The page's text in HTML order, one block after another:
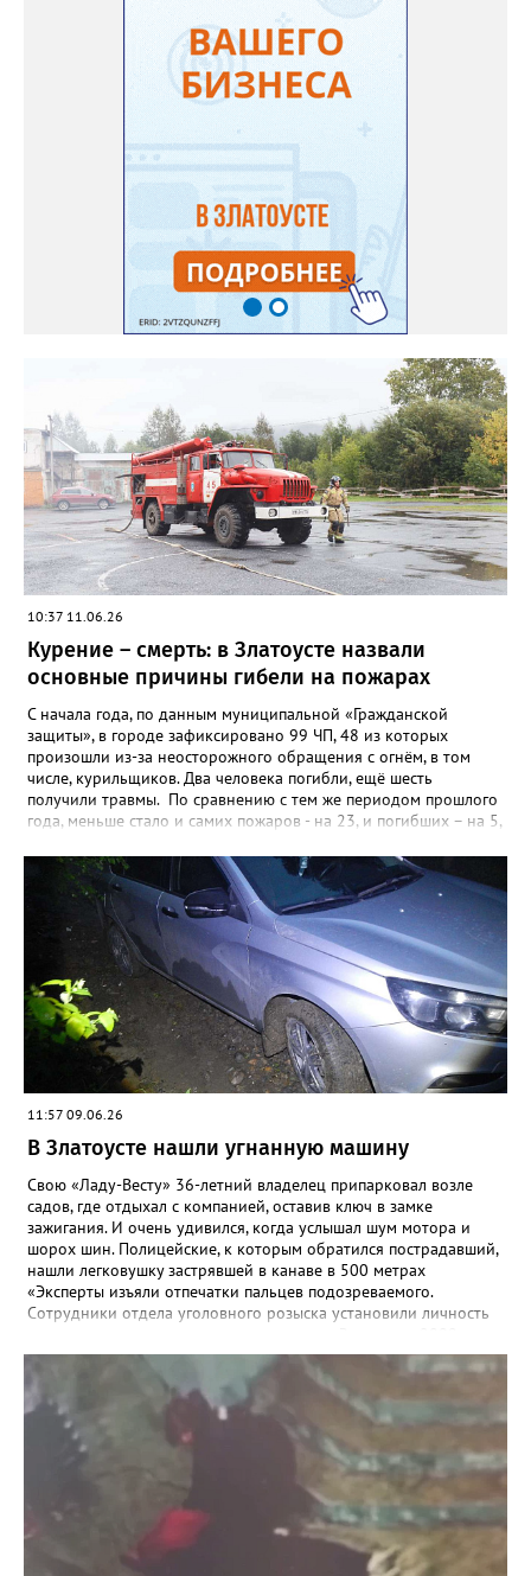
10:37 11.06.26
Курение – смерть: в Златоусте назвали
основные причины гибели на пожарах
С начала года, по данным муниципальной «Гражданской
защиты», в городе зафиксировано 99 ЧП, 48 из которых
произошли из-за неосторожного обращения с огнём, в том
числе, курильщиков. Два человека погибли, ещё шесть
получили травмы. По сравнению с тем же периодом прошлого
года, меньше стало и самих пожаров - на 23, и погибших – на 5,
было четверо. Кроме неосторожности при обращении с огнём,
чаще всего причинами пожаров в Златоусте становятся
неисправные электропроводка и печи. Из-за них в этом году
загоралось уже 38 раз, в таких ЧП пострадали два человека.
Причинами ещё 5 пожаров стали поджоги.
11:57 09.06.26
В Златоусте нашли угнанную машину
Свою «Ладу-Весту» 36-летний владелец припарковал возле
садов, где отдыхал с компанией, оставив ключ в замке
зажигания. И очень удивился, когда услышал шум мотора и
шорох шин. Полицейские, к которым обратился пострадавший,
нашли легковушку застрявшей в канаве в 500 метрах
«Эксперты изъяли отпечатки пальцев подозреваемого.
Сотрудники отдела уголовного розыска установили личность
рождения. Ранее он состоял на учёте в инспекции по делам
несовершеннолетних за акты вандализма. По горячим следам
подозреваемый был задержан», - рассказали в златоустовском
ОМВД. Молодой человек стал фигурантом уголовного дела по
статье об угоне, а правоохранители призвали автомобилистов
не оставлять машины надолго без внимания, тем более – с
открытыми дверьми и ключами в замке.